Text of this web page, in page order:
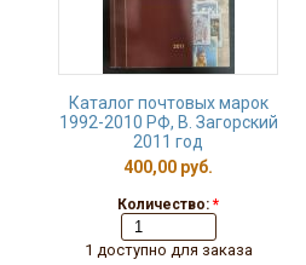
Каталог почтовых марок
1992-2010 РФ, В. Загорский
2011 год
400,00 руб.
Количество: *
1 доступно для заказа